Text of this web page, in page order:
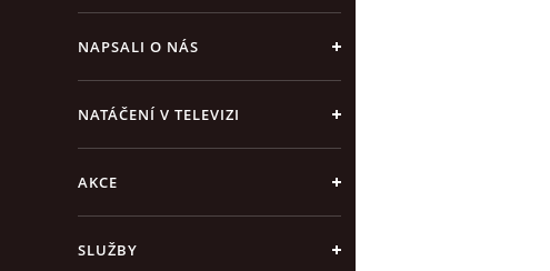
NAPSALI O NÁS
NATÁČENÍ V TELEVIZI
AKCE
SLUŽBY